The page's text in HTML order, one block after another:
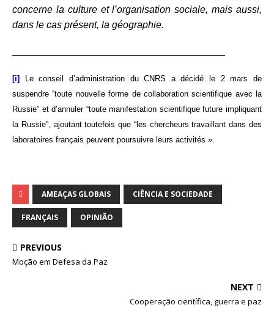
concerne la culture et l’organisation sociale, mais aussi,
dans le cas présent, la géographie.
[i]
Le conseil d’administration du CNRS a décidé le 2 mars de
suspendre “toute nouvelle forme de collaboration scientifique avec la
Russie” et d’annuler “toute manifestation scientifique future impliquant
la Russie”, ajoutant toutefois que “les chercheurs travaillant dans des
laboratoires français peuvent poursuivre leurs activités ».
AMEAÇAS GLOBAIS CIÊNCIA E SOCIEDADE
FRANÇAIS OPINIÃO
PREVIOUS
Moção em Defesa da Paz
NEXT
Cooperação científica, guerra e paz